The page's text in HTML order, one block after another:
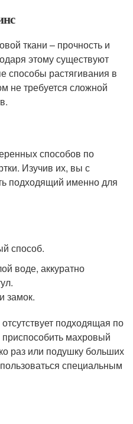
ткани – прочность и
этому существуют
растягивания в
не требуется сложной
способов по
Изучив их, вы с
подходящий именно для
способ.
воде, аккуратно
замок.
подходящая по
махровый
раз или подушку больших
специальным